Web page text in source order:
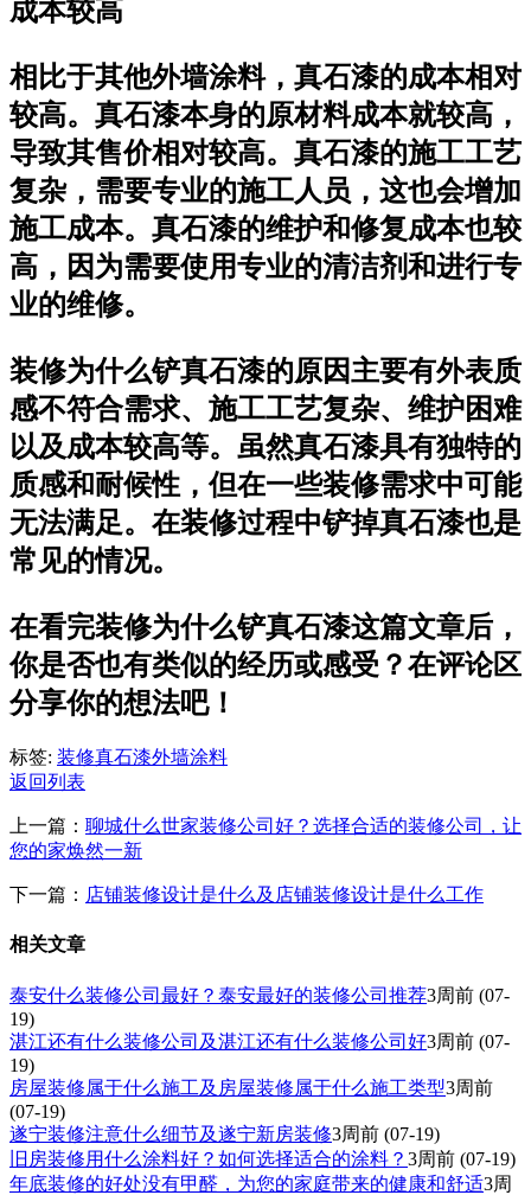
成本较高
相比于其他外墙涂料，真石漆的成本相对
较高。真石漆本身的原材料成本就较高，
导致其售价相对较高。真石漆的施工工艺
复杂，需要专业的施工人员，这也会增加
施工成本。真石漆的维护和修复成本也较
高，因为需要使用专业的清洁剂和进行专
业的维修。
装修为什么铲真石漆的原因主要有外表质
感不符合需求、施工工艺复杂、维护困难
以及成本较高等。虽然真石漆具有独特的
质感和耐候性，但在一些装修需求中可能
无法满足。在装修过程中铲掉真石漆也是
常见的情况。
在看完装修为什么铲真石漆这篇文章后，
你是否也有类似的经历或感受？在评论区
分享你的想法吧！
标签: 装修真石漆外墙涂料
返回列表
上一篇： 聊城什么世家装修公司好？选择合适的装修公司，让
您的家焕然一新
下一篇： 店铺装修设计是什么及店铺装修设计是什么工作
相关文章
泰安什么装修公司最好？泰安最好的装修公司推荐3周前 (07-
19)
湛江还有什么装修公司及湛江还有什么装修公司好3周前 (07-
19)
房屋装修属于什么施工及房屋装修属于什么施工类型3周前
(07-19)
遂宁装修注意什么细节及遂宁新房装修3周前 (07-19)
旧房装修用什么涂料好？如何选择适合的涂料？ 3周前 (07-19)
年底装修的好处没有甲醛，为您的家庭带来的健康和舒适3周